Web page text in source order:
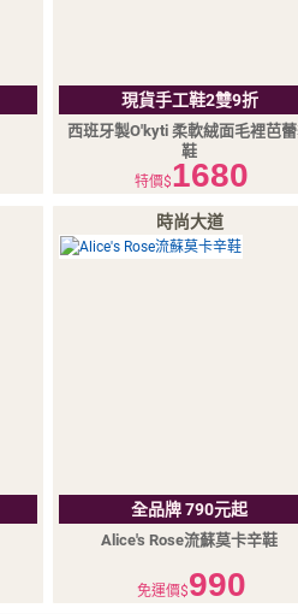
現貨手工鞋2雙9折
西班牙製O'kyti 柔軟絨面毛裡芭
鞋
特價$1680
時尚大道
全品牌 790元起
Alice's Rose流蘇莫卡辛鞋
免運價$990